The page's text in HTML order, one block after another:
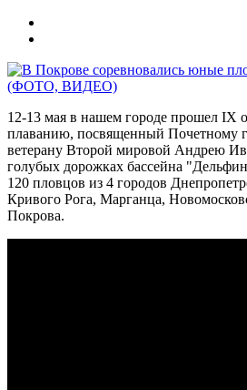
12-13 мая в нашем городе прошел ІХ
плаванию, посвященный Почетному
ветерану Второй мировой Андрею
голубых дорожках бассейна
120 пловцов из 4 городов
Кривого Рога, Марганца,
Покрова.